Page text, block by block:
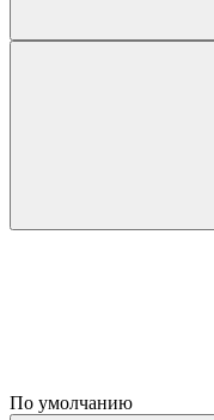
По умолчанию